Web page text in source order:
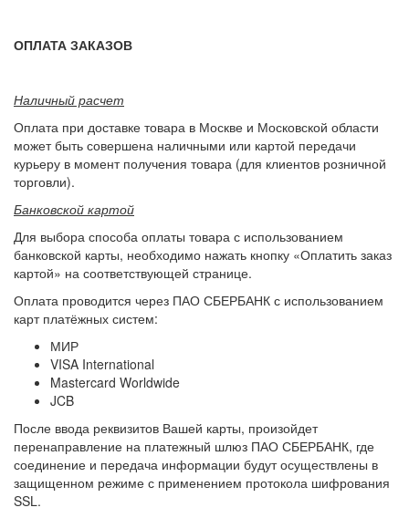
ОПЛАТА ЗАКАЗОВ
Наличный расчет
Оплата при доставке товара в Москве и Московской области
может быть совершена наличными или картой передачи
курьеру в момент получения товара (для клиентов розничной
торговли).
Банковской картой
Для выбора способа оплаты товара с использованием
банковской карты, необходимо нажать кнопку «Оплатить заказ
картой» на соответствующей странице.
Оплата проводится через ПАО СБЕРБАНК с использованием
карт платёжных систем:
МИР
VISA International
Mastercard Worldwide
JCB
После ввода реквизитов Вашей карты, произойдет
перенаправление на платежный шлюз ПАО СБЕРБАНК, где
соединение и передача информации будут осуществлены в
защищенном режиме с применением протокола шифрования
SSL.